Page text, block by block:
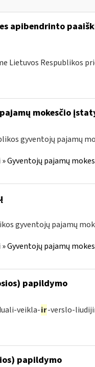
apibendrinto
Lietuvos Respublikos
mokesčio
gyventojų pajamų
Gyventojų pajamų
gyventojų pajamų
Gyventojų pajamų
papildymo
veikla-ir-verslo-
papildymo